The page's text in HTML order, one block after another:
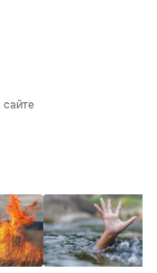
сайте